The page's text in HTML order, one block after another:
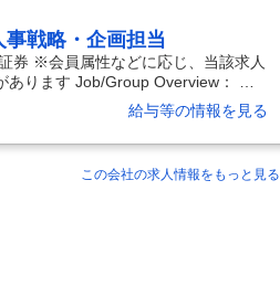
戦略・企画担当
券 ※会員属性などに応じ、当該求人
ります Job/Group Overview： ・
人の社員が所属し、全世界約30
ビス・グループです。 ・野村證券株
おけるソリューション・プロバイダ
経営が注目される中、野村グルー…
給与等の情報を見る
この会社の求人情報をもっと見る